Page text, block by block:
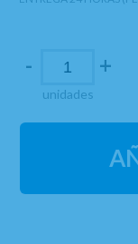
-
unidades
+